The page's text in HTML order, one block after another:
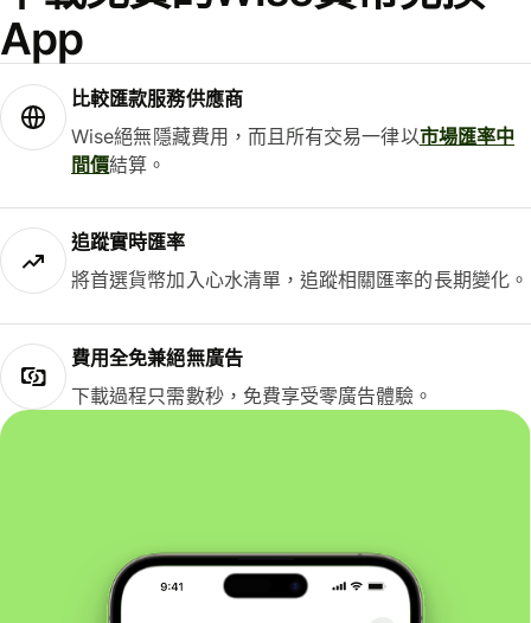
App
比較匯款服務供應商
Wise絕無隱藏費用，而且所有交易一律以市場匯率中
間價結算。
追蹤實時匯率
將首選貨幣加入心水清單，追蹤相關匯率的長期變化。
費用全免兼絕無廣告
下載過程只需數秒，免費享受零廣告體驗。